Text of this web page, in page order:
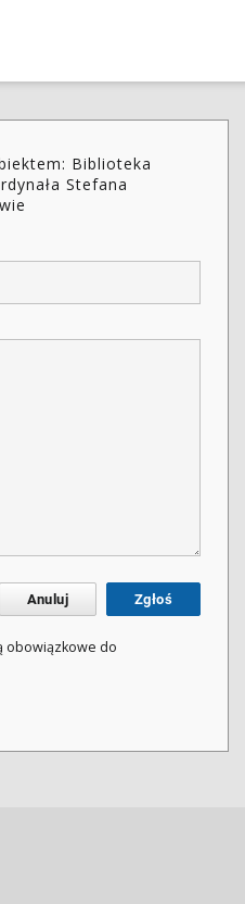
Biblioteka
Stefana
Anuluj Zgłoś
obowiązkowe do